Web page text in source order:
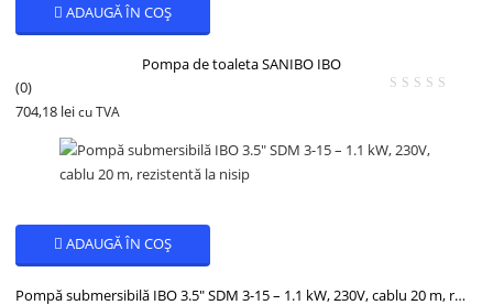
ADAUGĂ ÎN COȘ
Pompa de toaleta SANIBO IBO
(0)
704,18 lei cu TVA
ADAUGĂ ÎN COȘ
Pompă submersibilă IBO 3.5″ SDM 3-15 – 1.1 kW, 230V, cablu 20 m, rezistentă la nisip